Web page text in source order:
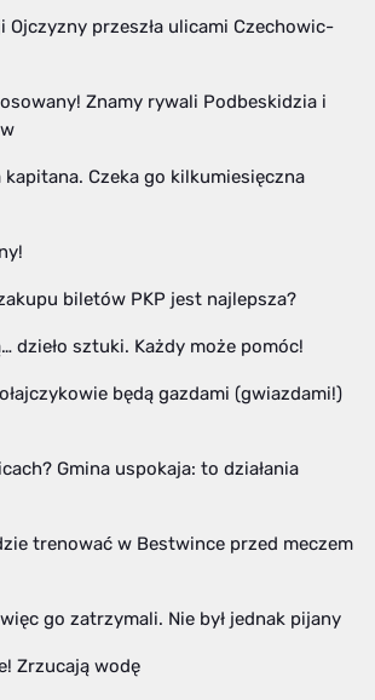
Ojczyzny przeszła ulicami Czechowic-
Znamy rywali Podbeskidzia i
Czeka go kilkumiesięczna
biletów PKP jest najlepsza?
dzieło sztuki. Każdy może pomóc!
będą gazdami (gwiazdami!)
Gmina uspokaja: to działania
trenować w Bestwince przed meczem
go zatrzymali. Nie był jednak pijany
Zrzucają wodę